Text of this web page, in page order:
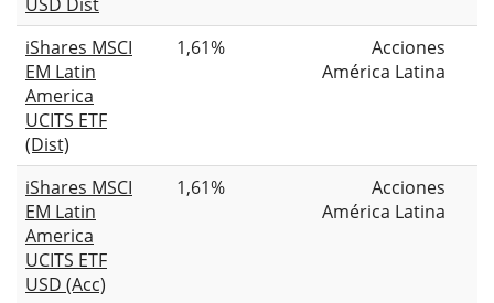
iShares MSCI
EM Latin
America
UCITS ETF
(Dist)
1,61%
Acciones
América Latina
iShares MSCI
EM Latin
America
UCITS ETF
USD (Acc)
1,61%
Acciones
América Latina